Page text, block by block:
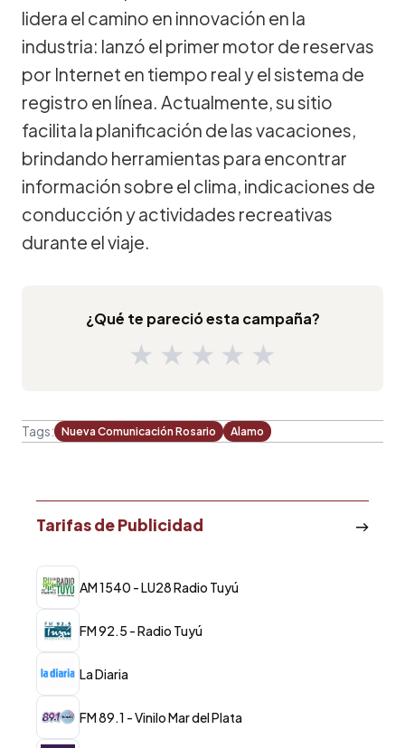
lidera el camino en innovación en la
industria: lanzó el primer motor de reservas
por Internet en tiempo real y el sistema de
registro en línea. Actualmente, su sitio
facilita la planificación de las vacaciones,
brindando herramientas para encontrar
información sobre el clima, indicaciones de
conducción y actividades recreativas
durante el viaje.
¿Qué te pareció esta campaña?
★ ★ ★ ★ ★
Tags: Nueva Comunicación Rosario Alamo
Tarifas de Publicidad
AM 1540 - LU28 Radio Tuyú
FM 92.5 - Radio Tuyú
La Diaria
FM 89.1 - Vinilo Mar del Plata